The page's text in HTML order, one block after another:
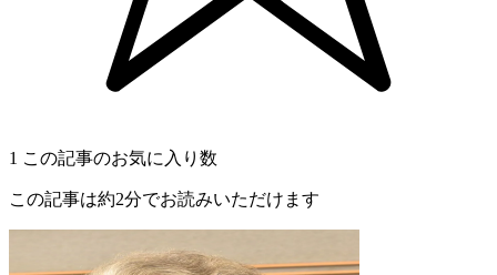
1 この記事のお気に入り数
この記事は約2分でお読みいただけます